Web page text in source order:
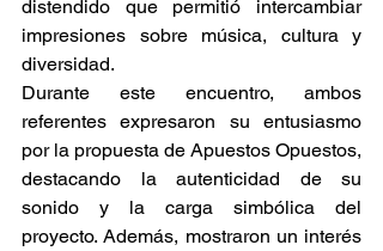
distendido que permitió intercambiar
impresiones sobre música, cultura y
diversidad.
Durante este encuentro, ambos
referentes expresaron su entusiasmo
por la propuesta de Apuestos Opuestos,
destacando la autenticidad de su
sonido y la carga simbólica del
proyecto. Además, mostraron un interés